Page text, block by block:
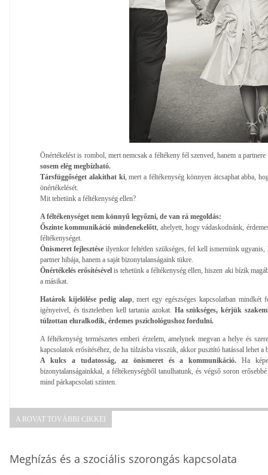
Önértékelést is rombol, mert nemcsak a féltékeny fél szenved, hanem a
sosem elég megbízható.
Társfüggőséget alakíthat ki, mert a féltékenység könnyen átcsaphat abba,
önértékelését.
Mit tehetünk a féltékenység ellen?
A féltékenységet nem könnyű legyőzni, de van rá megoldás:
Őszinte kommunikáció mindenekelőtt, ahelyett, hogy vádaskodnánk,
féltékenységet.
Önismeret fejlesztése ilyenkor feltétlen szükséges, fel kell ismernünk ugyanis,
partner hibája, hanem a saját bizonytalanságaink tükre.
Önértékelés erősítésével is tehetünk a féltékenység ellen, hiszen aki bízik
a másikat.
Határok kijelölése pedig alap, mert egy egészséges kapcsolatban mindkét
igényeivel, és tiszteletben kell tartania azokat. Ha szükséges, kérjük
túlzottan eluralkodik, érdemes pszichológushoz fordulni.
A féltékenység természetes emberi érzelem, amelynek megvan a helye és
kapcsolatok erősítéséhez, de ha túlzásba visszük, akkor pusztító hatással lehet a
A kulcs a tudatosság, az önismeret és a kommunikáció. Ha
bizonytalanságainkkal, a féltékenységből tanulhatunk, és végső soron
mind párkapcsolati szinten.
A ROVAT TOVÁBBI CIKKEI
Meghízás és a szociális szorongás kapcsolata